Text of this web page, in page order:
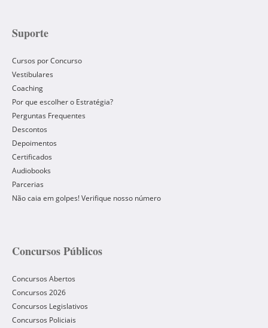
Suporte
Cursos por Concurso
Vestibulares
Coaching
Por que escolher o Estratégia?
Perguntas Frequentes
Descontos
Depoimentos
Certificados
Audiobooks
Parcerias
Não caia em golpes! Verifique nosso número
Concursos Públicos
Concursos Abertos
Concursos 2026
Concursos Legislativos
Concursos Policiais